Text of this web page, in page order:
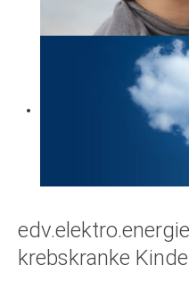
krebskranke